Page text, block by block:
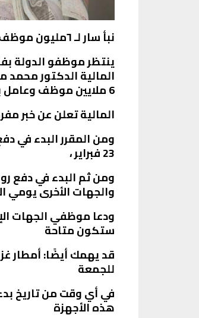
نبأ سار لـ ٦مليون موظف بالدولة المالية تسعد المواطنين
ينتظر موظفو الدولة
6 ملايين موظف وعامل بالدولة.
المالية تعلن عن خبر
23 فبراير ،
والجهات الأخرى يومي الأحد
ودعا موظفي الجهات
ستكون متاحة
قد يهمك أيضًا: أمطار
للجمعة
في أي وقت من تاريخ
هذه الأجهزة